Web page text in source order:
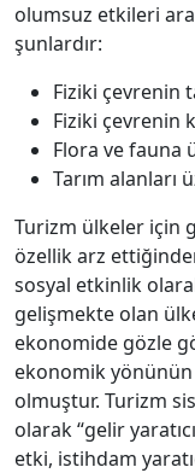
olumsuz etkileri
şunlardır:
Fiziki çevrenin
Fiziki çevrenin
Flora ve fauna
Tarım alanları
Turizm ülkeler için
özellik arz
sosyal etkinlik
gelişmekte olan
ekonomide gözle
ekonomik yönünün
olmuştur. Turizm
olarak “gelir
etki, istihdam